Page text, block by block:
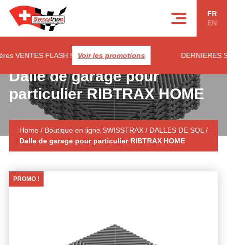
FLASH ! Voir les promotions DERNIERES
FR
EN
Dalle de garage pour
particulier RIBTRAX HOME
Home / Boutique en ligne SWISSTRAX/ DALLES DE SOL /
Dalle de garage pour particulier RIBTRAX HOME
PROMO !
Panneau de gestion des cookies